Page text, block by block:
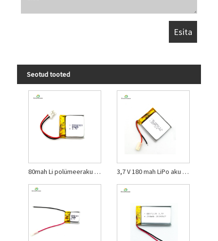
Seotud tooted
80mah Li polümeeraku Bluetooth-peakomplekti jaoks 3,7 V 180 mah LiPo aku ilu jaoks